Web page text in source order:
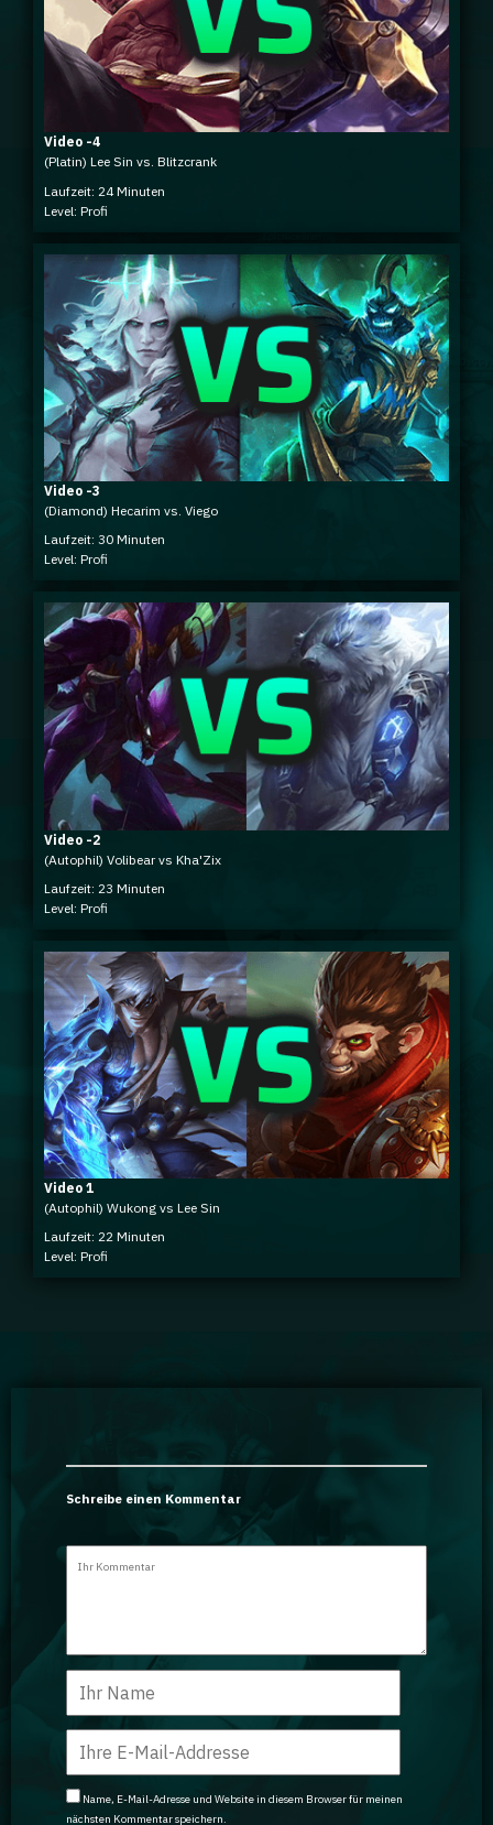
Video -4
(Platin) Lee Sin vs. Blitzcrank
Laufzeit: 24 Minuten
Level: Profi
Video -3
(Diamond) Hecarim vs. Viego
Laufzeit: 30 Minuten
Level: Profi
Video -2
(Autophil) Volibear vs Kha'Zix
Laufzeit: 23 Minuten
Level: Profi
Video 1
(Autophil) Wukong vs Lee Sin
Laufzeit: 22 Minuten
Level: Profi
Schreibe einen Kommentar
Name, E-Mail-Adresse und Website in diesem Browser für meinen
nächsten Kommentar speichern.